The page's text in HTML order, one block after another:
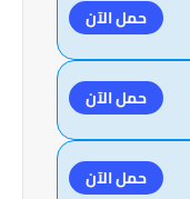
حمل الآن
حمل الآن
حمل الآن